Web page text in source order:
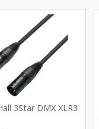
3Star DMX XLR3